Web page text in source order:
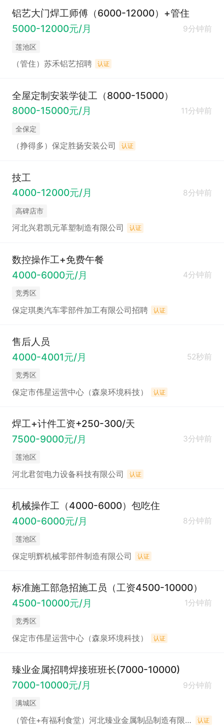
铝艺大门焊工师傅（6000-12000）+管住
5000-12000元/月
9分钟前
莲池区
（管住）苏禾铝艺招聘 认证
全屋定制安装学徒工（8000-15000）
8000-15000元/月
11分钟前
全保定
（挣得多）保定胜扬安装公司 认证
技工
4000-12000元/月
8分钟前
高碑店市
河北兴君凯元革塑制造有限公司 认证
数控操作工+免费午餐
4000-6000元/月
4分钟前
竞秀区
保定琪奥汽车零部件加工有限公司招聘 认证
售后人员
4000-4001元/月
52秒前
竞秀区
保定市伟星运营中心（森泉环境科技） 认证
焊工+计件工资+250-300/天
7500-9000元/月
3分钟前
莲池区
河北君贺电力设备科技有限公司 认证
机械操作工（4000-6000）包吃住
4000-6000元/月
8分钟前
莲池区
保定明辉机械零部件制造有限公司 认证
标准施工部急招施工员（工资4500-10000）
4500-10000元/月
1分钟前
竞秀区
保定市伟星运营中心（森泉环境科技） 认证
臻业金属招聘焊接班班长(7000-10000)
7000-10000元/月
9分钟前
满城区
（管住+有福利食堂）河北臻业金属制品制造有限公司招聘 认证